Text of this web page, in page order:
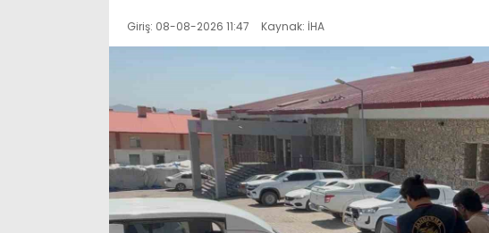
Giriş: 08-08-2026 11:47 Kaynak: İHA